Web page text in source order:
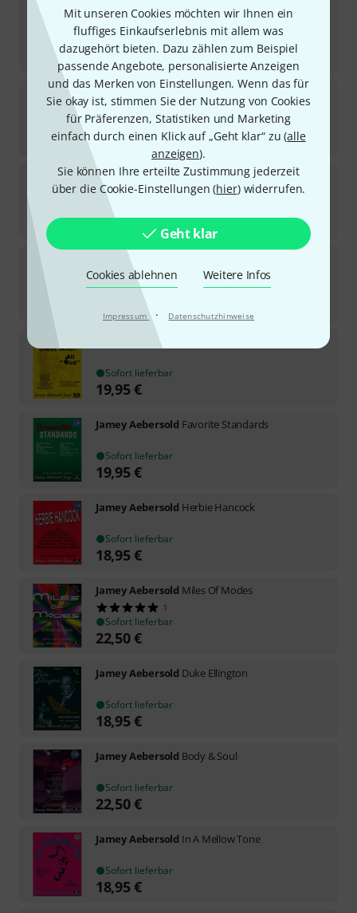
Mit unseren Cookies möchten wir Ihnen ein
fluffiges Einkaufserlebnis mit allem was
dazugehört bieten. Dazu zählen zum Beispiel
passende Angebote, personalisierte Anzeigen
und das Merken von Einstellungen. Wenn das für
Sie okay ist, stimmen Sie der Nutzung von Cookies
für Präferenzen, Statistiken und Marketing
einfach durch einen Klick auf „Geht klar“ zu (alle
anzeigen).
Sie können Ihre erteilte Zustimmung jederzeit
über die Cookie-Einstellungen (hier) widerrufen.
Geht klar
Cookies ablehnen Weitere Infos
Impressum · Datenschutzhinweise
Jamey AebersoldJazz Holiday Classics
Sofort lieferbar
18,95 €
Jamey AebersoldAll the Things You Are
Sofort lieferbar
18,95€
Jamey Aebersold Groovin' High
1
Sofort lieferbar
18,95€
Jamey Aebersold
1
Sofort lieferbar
Jamey Aebersold
Sofort lieferbar
19,95€
Jamey Aebersold Favorite Standards
Sofort lieferbar
19,95€
Jamey Aebersold Herbie Hancock
Sofort lieferbar
18,95€
Jamey Aebersold Miles Of Modes
1
Sofort lieferbar
22,50€
Jamey Aebersold Duke Ellington
Sofort lieferbar
18,95€
Jamey Aebersold Body & Soul
Sofort lieferbar
22,50€
Jamey Aebersold In A Mellow Tone
Sofort lieferbar
18,95€